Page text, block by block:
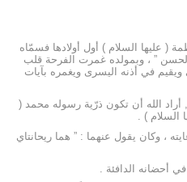
( عليها السلام ) أول أولادها فسمّاه
” ، وبمولده غمرت الفرحة قلب
في أذنه اليسرى ويغمره بآيات
الله أن تكون ذرّية رسوله محمد (
السلام ) .
، وكان يقول عنهما : ” هما ريحانتاي
أحضانه الدافئة .